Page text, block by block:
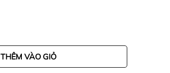
THÊM VÀO GIỎ